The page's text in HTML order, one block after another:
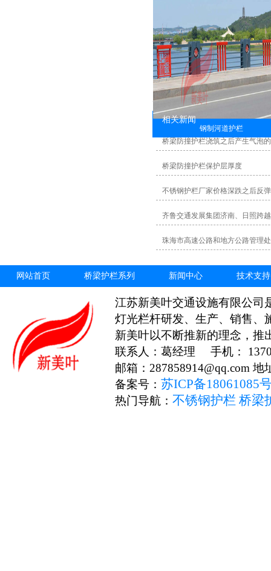
钢制河道护栏
相关新闻
桥梁防撞护栏浇筑之后产生气泡
桥梁防撞护栏保护层厚度
不锈钢护栏厂家价格深跌之后反
齐鲁交通发展集团济南、日照跨
珠海市高速公路和地方公路管理
网站首页 桥梁护栏系列 新闻中心 技术支持
江苏新美叶交通设施有限公司
灯光栏杆研发、生产、销售、
新美叶以不断推新的理念，推
联系人：葛经理 手机：
邮箱：287858914@qq.com
备案号： 苏ICP备18061085
热门导航： 不锈钢护栏 桥梁